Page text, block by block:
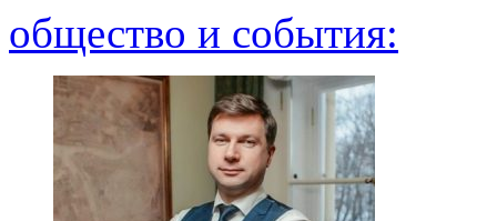
общество и события: